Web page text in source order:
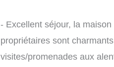
- Excellent séjour, la
propriétaires sont
visites/promenades aux